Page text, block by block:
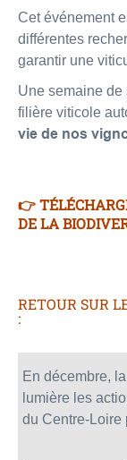
Cet événement
différentes
garantir une
Une semaine
filière viticole
vie de nos
👉
DE LA
RETOUR SUR
:
En décembre,
lumière les
du Centre-Loire